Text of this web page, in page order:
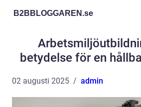
B2BBLOGGAREN.se
betydelse för en
02 augusti 2025 admin